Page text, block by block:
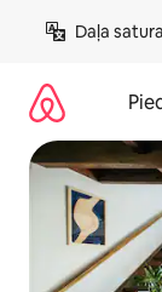
saturu
Daļa